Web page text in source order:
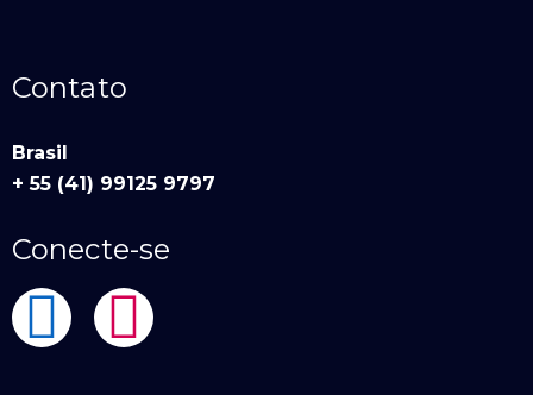
Contato
Brasil
+ 55 (41) 99125 9797
Conecte-se